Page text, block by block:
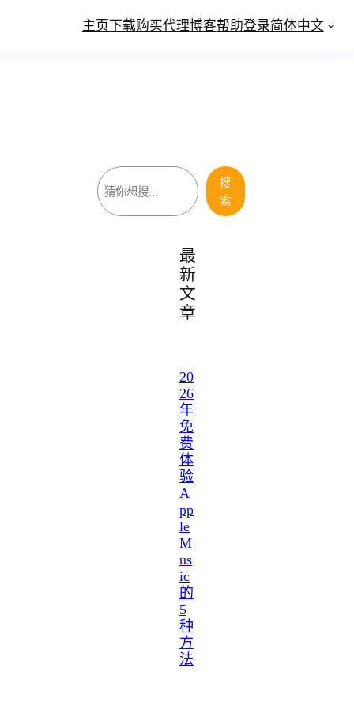
主页下载购买代理博客帮助登录简体中文
搜
索
搜
索
最
新
文
章
20
26
年
免
费
体
验
A
pp
le
M
us
ic
的
5
种
方
法